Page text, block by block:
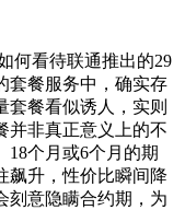
何看待联通推出的29
套餐服务中，确实存
套餐看似诱人，实则
并非真正意义上的不
18个月或6个月的期
飙升，性价比瞬间降
刻意隐瞒合约期，为